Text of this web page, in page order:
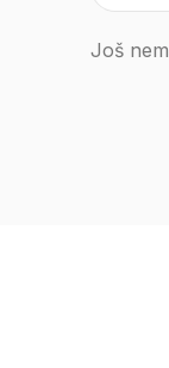
Još